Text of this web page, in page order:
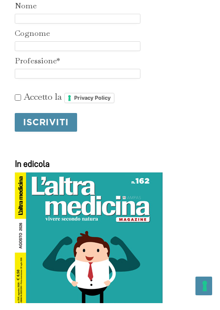
Nome
Cognome
Professione*
Accetto la Privacy Policy
In edicola